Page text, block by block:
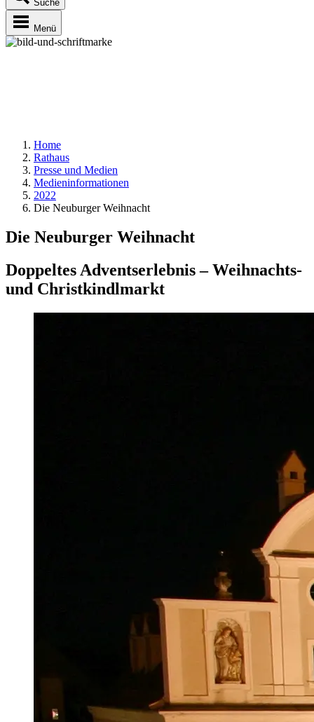
Suche
Menü
Home
Rathaus
Presse und Medien
Medieninformationen
2022
Die Neuburger Weihnacht
Die Neuburger Weihnacht
Doppeltes Adventserlebnis – Weihnachts-
und Christkindlmarkt